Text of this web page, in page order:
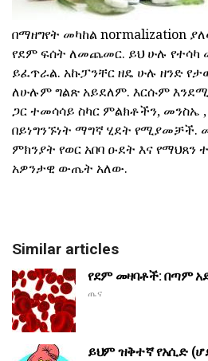
በማዘግየት መካከል normalization
የደም ፍሰት ለመጨመር. ይህ ሁሉ የተሳካ
ይፈጥራል. አኩፓንቸር ዘዴ ሁሉ ዘንድ
ለሁሉም ግልጽ አይደለም. እርሱም
ጋር ተመሳሳይ ስካር ምልክቶችን, መንስኤ
በይነግንኙነት ማግኛ ሂደት የሚያመቻች.
ምክንያት የወር አበባ ዑደት እና የማህጸን
አዎንታዊ ውጤት አለው.
Similar articles
የደም መዛባቶች: በጣም
ጤና
ይህም ዝቅተኛ የአሲድ